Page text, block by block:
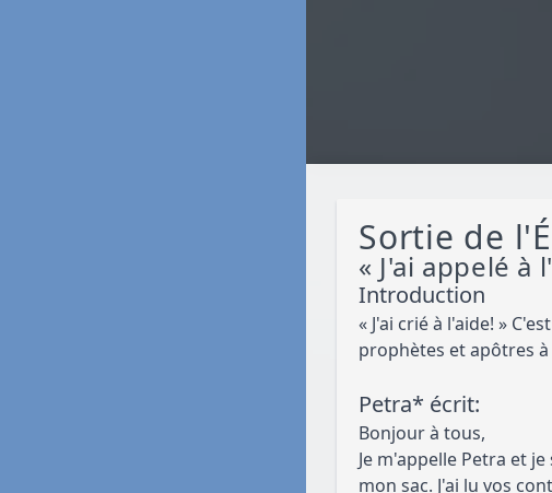
Sortie de
« J'ai appelé à
Introduction
« J'ai crié à l'aide! »
prophètes et apôtres
Petra* écrit:
Bonjour à tous,
Je m'appelle Petra et
mon sac. J'ai lu vos